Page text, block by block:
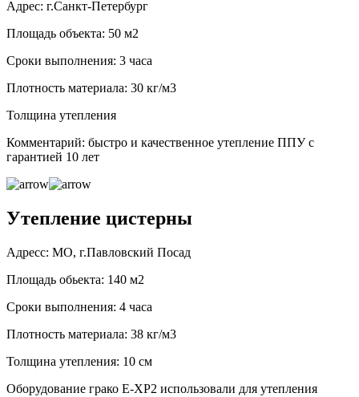
Адрес: г.Санкт-Петербург
Площадь объекта: 50 м2
Сроки выполнения: 3 часа
Плотность материала: 30 кг/м3
Толщина утепления
Комментарий: быстро и качественное утепление ППУ с
гарантией 10 лет
Утепление цистерны
Адресс: МО, г.Павловский Посад
Площадь обьекта: 140 м2
Сроки выполнения: 4 часа
Плотность материала: 38 кг/м3
Толщина утепления: 10 см
Оборудование грако Е-ХР2 использовали для утепления